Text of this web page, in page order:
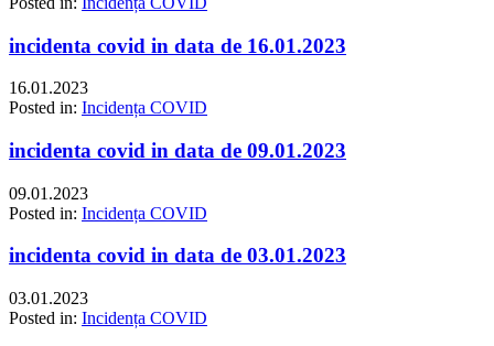
incidenta covid in data de 16.01.2023
16.01.2023
Posted in: Incidența COVID
incidenta covid in data de 09.01.2023
09.01.2023
Posted in: Incidența COVID
incidenta covid in data de 03.01.2023
03.01.2023
Posted in: Incidența COVID